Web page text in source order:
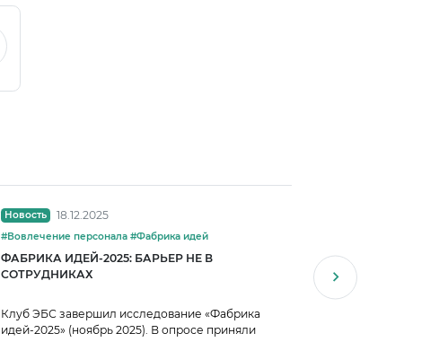
Новость 18.12.2025
#Вовлечение персонала #Фабрика идей
ФАБРИКА ИДЕЙ-2025: БАРЬЕР НЕ В
СОТРУДНИКАХ
Клуб ЭБС завершил исследование «Фабрика
идей-2025» (ноябрь 2025). В опросе приняли
ФАБРИКА ИДЕЙ В